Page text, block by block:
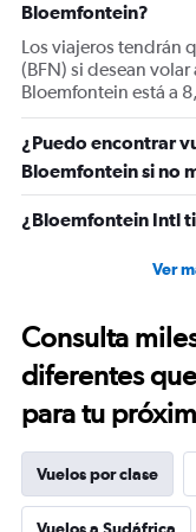
axis
displaying
values.
Range:
5
to
Bloemfontein?
Los viajeros tendrán
(BFN) si desean
Bloemfontein está a
¿Puedo encontrar
Bloemfontein si no
¿Bloemfontein Intl
Ver
Consulta
diferentes
para tu
Vuelos por clase